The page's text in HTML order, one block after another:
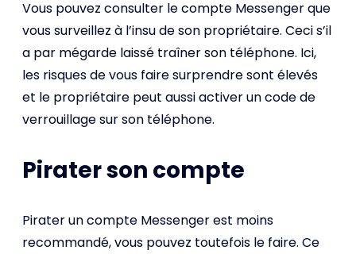
Vous pouvez consulter le compte Messenger que
vous surveillez à l’insu de son propriétaire. Ceci s’il
a par mégarde laissé traîner son téléphone. Ici,
les risques de vous faire surprendre sont élevés
et le propriétaire peut aussi activer un code de
verrouillage sur son téléphone.
Pirater son compte
Pirater un compte Messenger est moins
recommandé, vous pouvez toutefois le faire. Ce